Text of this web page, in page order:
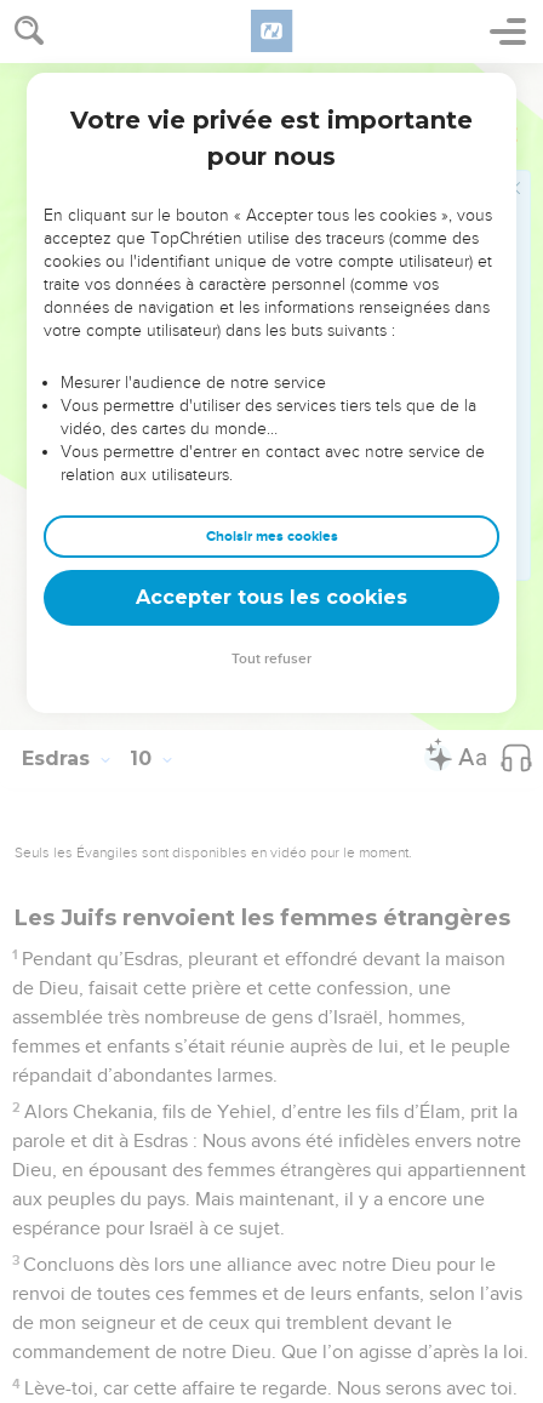
Esdras 9
laisserez pour toujours en possession à vos fils.
Après tout ce qui nous est arrivé à cause de nos mauvaises
actions et de notre grande culpabilité, quoique tu ne nous
aies pas, ô notre Dieu, punis en proportion de nos fautes, et
nous allier avec ces peuples qui font horreur ? Ta colère
n’éclaterait-elle pas contre nous jusqu’à nous exterminer
sans laisser ni reste ni rescapés ?
Éternel, Dieu d’Israël, tu es juste car nous restons
aujourd’hui comme des rescapés. Nous voici devant toi avec
ta face.
© Société biblique française – Bibli’O, 1978, avec autorisation. Pour vous procurer
Esdras 10
Seuls les Évangiles sont disponibles en vidéo pour le moment.
Les Juifs renvoient les femmes étrangères
1 Pendant qu’Esdras, pleurant et effondré devant la maison
de Dieu, faisait cette prière et cette confession, une
assemblée très nombreuse de gens d’Israël, hommes,
femmes et enfants s’était réunie auprès de lui, et le peuple
répandait d’abondantes larmes.
2 Alors Chekania, fils de Yehiel, d’entre les fils d’Élam, prit la
parole et dit à Esdras : Nous avons été infidèles envers notre
Dieu, en épousant des femmes étrangères qui appartiennent
aux peuples du pays. Mais maintenant, il y a encore une
espérance pour Israël à ce sujet.
3 Concluons dès lors une alliance avec notre Dieu pour le
renvoi de toutes ces femmes et de leurs enfants, selon l’avis
de mon seigneur et de ceux qui tremblent devant le
commandement de notre Dieu. Que l’on agisse d’après la loi.
4 Lève-toi, car cette affaire te regarde. Nous serons avec toi.
Votre vie privée est importante
pour nous
En cliquant sur le bouton « Accepter tous les cookies », vous
acceptez que TopChrétien utilise des traceurs (comme des
cookies ou l'identifiant unique de votre compte utilisateur) et
traite vos données à caractère personnel (comme vos
données de navigation et les informations renseignées dans
votre compte utilisateur) dans les buts suivants :
Mesurer l'audience de notre service
Vous permettre d'utiliser des services tiers tels que de la
vidéo, des cartes du monde…
Vous permettre d'entrer en contact avec notre service de
relation aux utilisateurs.
Choisir mes cookies
Accepter tous les cookies
Tout refuser